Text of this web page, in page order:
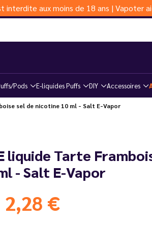
aux moins de 18 ans | Vapoter
Pods E-liquides Puffs DIY Accessoires
sel de nicotine 10 ml - Salt E-Vapor
liquide Tarte
- Salt E-Vapor
2,28 €